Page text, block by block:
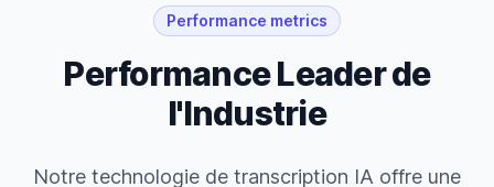
Performance metrics
Performance Leader de
l'Industrie
Notre technologie de transcription IA offre une